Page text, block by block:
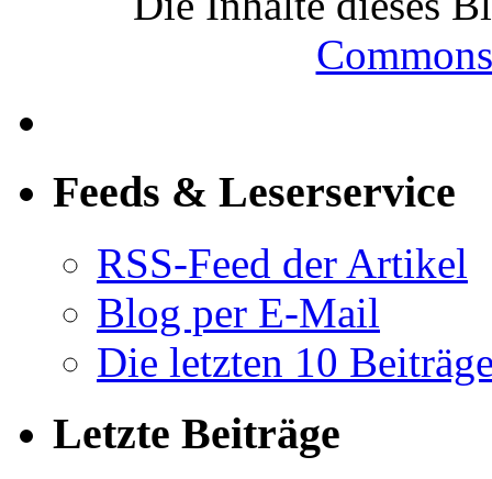
Feeds & Leserservice
RSS-Feed der Artikel
Blog per E-Mail
Die letzten 10
Letzte Beiträge